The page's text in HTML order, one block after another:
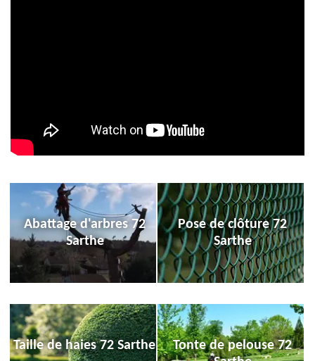
Abattage d'arbres 72
Sarthe
Pose de clôture 72
Sarthe
Taille de haies 72 Sarthe
Tonte de pelouse 72